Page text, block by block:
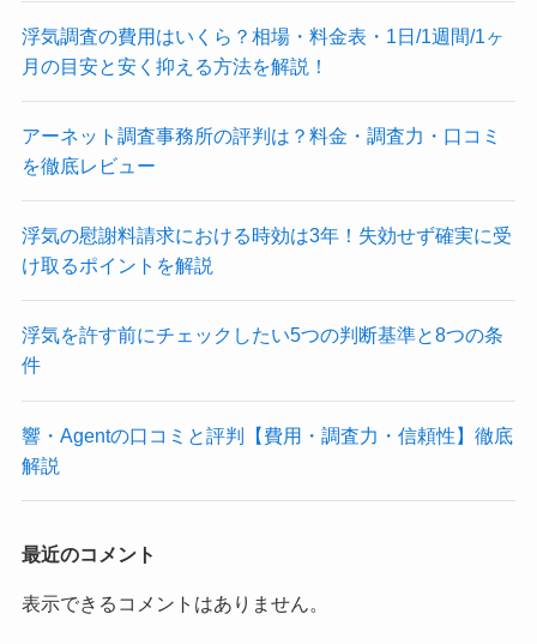
浮気調査の費用はいくら？相場・料金表・1日/1週間/1ヶ
月の目安と安く抑える方法を解説！
アーネット調査事務所の評判は？料金・調査力・口コミ
を徹底レビュー
浮気の慰謝料請求における時効は3年！失効せず確実に受
け取るポイントを解説
浮気を許す前にチェックしたい5つの判断基準と8つの条
件
響・Agentの口コミと評判【費用・調査力・信頼性】徹底
解説
最近のコメント
表示できるコメントはありません。